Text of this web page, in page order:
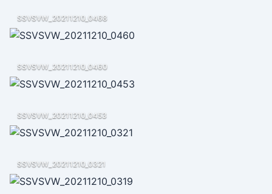
SSVSVW_20211210_0468
SSVSVW_20211210_0460
SSVSVW_20211210_0453
SSVSVW_20211210_0321